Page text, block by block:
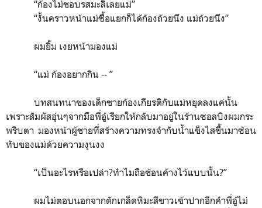
“ก้องไม่ชอบรสมะลิเลยแม่”
“งั้นคราวหน้าแม่ซื้อแยกก็ได้ก้องถ้วยนึง แม่ถ้วยนึง”
ผมยิ้ม เงยหน้ามองแม่
“แม่ ก้องอยากกิน -- ”
บทสนทนาของเด็กชายก้องเกียรติกับแม่หยุดลงแค่นั้น
เพราะสัมผัสอุ่นๆจากมือพี่อู๋เรียกให้กลับมาอยู่ในร้านซอลบิงผมกระ
พริบตา มองหน้าผู้ชายที่สร้างความทรงจำกับน้ำแข็งไสขึ้นมาซ้อน
ทับของแม่ด้วยความงุนงง
“เป็นอะไรหรือเปล่า?ทำไมถือช้อนค้างไว้แบบนั้น?”
ผมไม่ตอบนอกจากตักเกล็ดหิมะสีขาวเข้าปากอีกคำพี่อู๋ไม่